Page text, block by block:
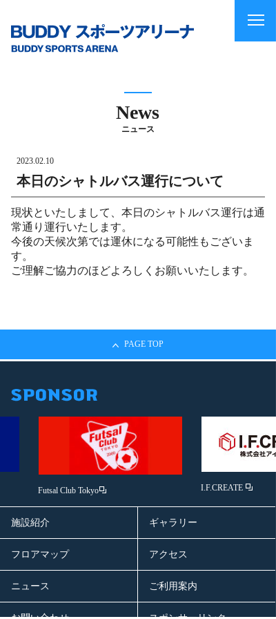
News
ニュース
2023.02.10
本日のシャトルバス運行について
現状といたしまして、本日のシャトルバス運行は通
常通り運行いたします。
今後の天候次第では運休になる可能性もございま
す。
ご理解ご協力のほどよろしくお願いいたします。
PAGE TOP
Futsal Club Tokyo I.F.CREATE
施設紹介 ギャラリー
フロアマップ アクセス
ニュース ご利用案内